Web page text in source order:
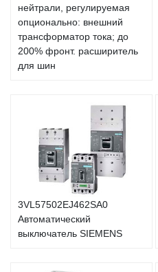
нейтрали, регулируемая
опционально: внешний
трансформатор тока; до
200% фронт. расширитель
для шин
3VL57502EJ462SA0
Автоматический
выключатель SIEMENS